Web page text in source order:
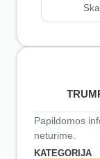
Papildomos
neturime.
KATEGORIJA